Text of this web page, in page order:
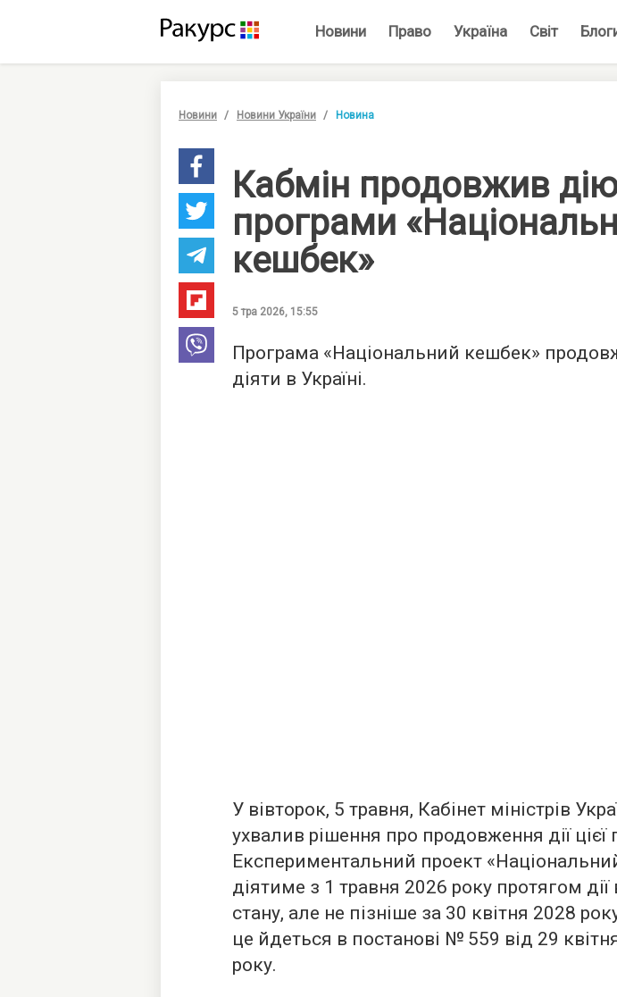
Новини Право Україна Світ
Новини Новини України Новина
Кабмін продовжив
програми
кешбек»
5 тра 2026, 15:55
Програма «Національний кешбек»
діяти в Україні.
У вівторок, 5 травня, Кабінет міністрів
ухвалив рішення про продовження дії цієї
Експериментальний проект
діятиме з 1 травня 2026 року протягом дії
стану, але не пізніше за 30 квітня 2028
це йдеться в постанові № 559 від 29
року.